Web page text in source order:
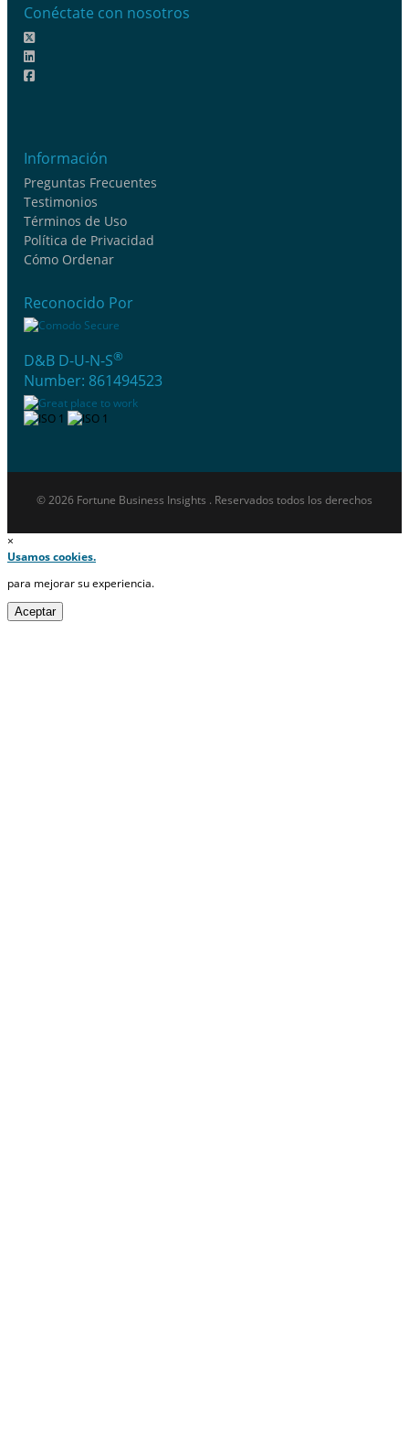
Conéctate con nosotros
Información
Preguntas Frecuentes
Testimonios
Términos de Uso
Política de Privacidad
Cómo Ordenar
Reconocido Por
D&B D-U-N-S®
Number: 861494523
© 2026 Fortune Business Insights . Reservados todos los derechos
×
Usamos cookies.
para mejorar su experiencia.
Aceptar